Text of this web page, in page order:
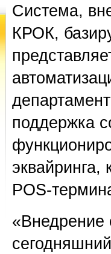
Система,
КРОК,
поддержка
эквайринга,
POS-
«Внедрение